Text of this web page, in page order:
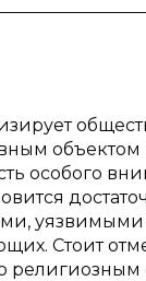
особого
Стоит